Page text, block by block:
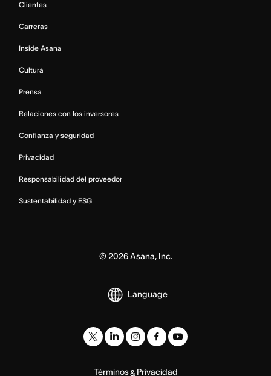
Clientes
Carreras
Inside Asana
Cultura
Prensa
Relaciones con los inversores
Confianza y seguridad
Privacidad
Responsabilidad del proveedor
Sustentabilidad y ESG
© 2026Asana, Inc.
Language
Términos& Privacidad